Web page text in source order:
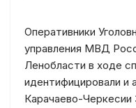
Оперативники
управления МВД
Ленобласти в ходе
идентифицировали и
Карачаево-Черкесии